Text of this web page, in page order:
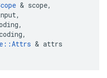
& scope,
,
,
,
::Attrs & attrs